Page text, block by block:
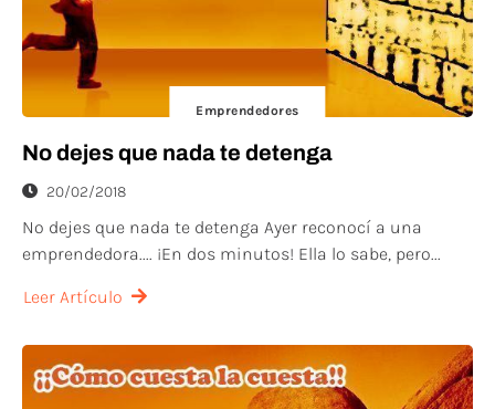
Emprendedores
No dejes que nada te detenga
20/02/2018
No dejes que nada te detenga Ayer reconocí a una
emprendedora.... ¡En dos minutos! Ella lo sabe, pero...
Leer Artículo